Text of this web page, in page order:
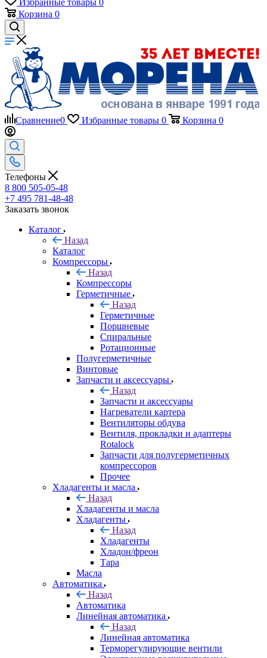
Избранные товары 0
Корзина 0
Сравнение0 Избранные товары 0 Корзина 0
Телефоны
8 800 505-05-48
+7 495 781-48-48
Заказать звонок
Каталог
Назад
Каталог
Компрессоры
Назад
Компрессоры
Герметичные
Назад
Герметичные
Поршневые
Спиральные
Ротационные
Полугерметичные
Винтовые
Запчасти и аксессуары
Назад
Запчасти и аксессуары
Нагреватели картера
Вентиляторы обдува
Вентиля, прокладки и адаптеры
Rotalock
Запчасти для полугерметичных
компрессоров
Прочее
Хладагенты и масла
Назад
Хладагенты и масла
Хладагенты
Назад
Хладагенты
Хладон/фреон
Тара
Масла
Автоматика
Назад
Автоматика
Линейная автоматика
Назад
Линейная автоматика
Терморегулирующие вентили